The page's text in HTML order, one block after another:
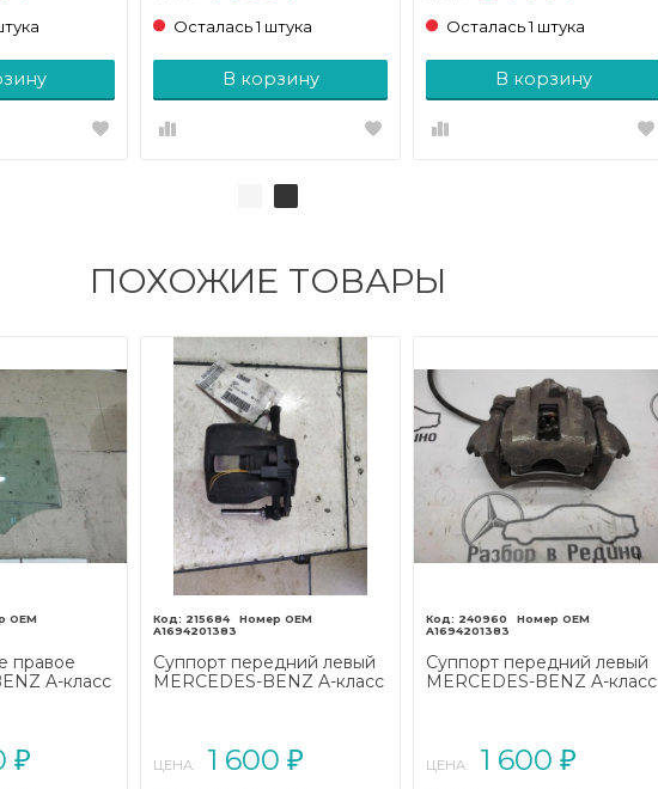
Осталась 1 штука
В корзину
Осталась 1 штука
В корзину
ПОХОЖИЕ ТОВАРЫ
правое
A-класс
₽
215684
A1694201383
Суппорт передний левый
MERCEDES-BENZ A-класс
ЦЕНА: 1 600 ₽
240960
A1694201383
Суппорт передний левый
MERCEDES-BENZ A-класс
ЦЕНА: 1 600 ₽